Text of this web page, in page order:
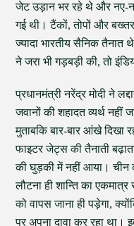
जेट उड़ान भर रहे थे और नए-
गई थी। टैंकों, तोपों और
ज्यादा भारतीय सैनिक तैनात
ने जरा भी गड़बड़ी की, तो
प्रधानमंत्री नरेंद्र मोदी ने
जवानों की शहादत व्यर्थ
मुताबकि बार-बार आंखे दिखा
फाइटर जेट्स की तैनाती
की घुड़की में नहीं आया। चीन
लौटना ही शान्ति का
को वापस जाना ही पड़ेगा,
पर अपना दावा कर रहा था।